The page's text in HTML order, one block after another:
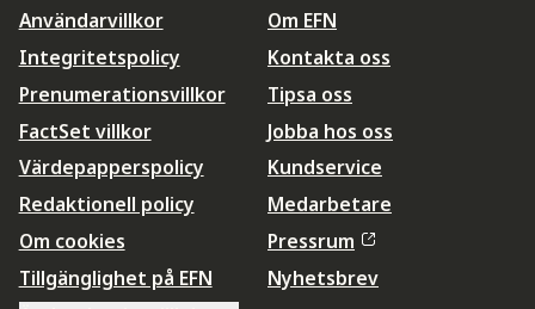
Användarvillkor
Integritetspolicy
Prenumerationsvillkor
FactSet villkor
Värdepapperspolicy
Redaktionell policy
Om cookies
Tillgänglighet på EFN
Om EFN
Kontakta oss
Tipsa oss
Jobba hos oss
Kundservice
Medarbetare
Pressrum
Nyhetsbrev